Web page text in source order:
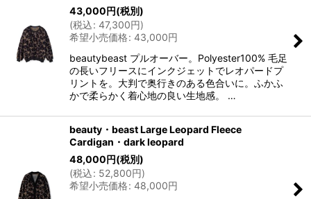
43,000円(税別)
(税込: 47,300円)
希望小売価格: 43,000円
beautybeast プルオーバー。Polyester100% 毛足
の長いフリースにインクジェットでレオパードプ
リントを。大判で奥行きのある色合いに。ふかふ
かで柔らかく着心地の良い生地感。 …
beauty・beast Large Leopard Fleece
Cardigan・dark leopard
48,000円(税別)
(税込: 52,800円)
希望小売価格: 48,000円